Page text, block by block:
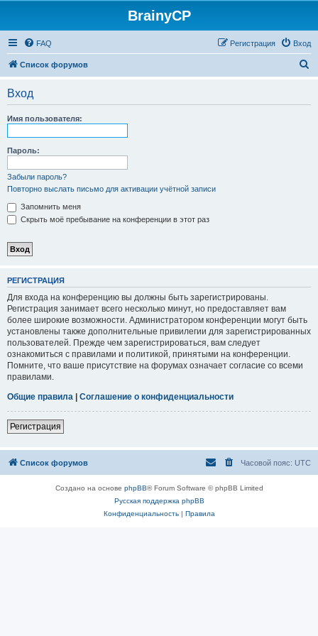
BrainyCP
FAQ Вход
Регистрация
Список форумов
Вход
Имя пользователя:
Пароль:
Забыли пароль?
Повторно выслать письмо для активации учётной записи
Запомнить меня
Скрыть моё пребывание на конференции в этот раз
РЕГИСТРАЦИЯ
Для входа на конференцию вы должны быть зарегистрированы.
Регистрация занимает всего несколько минут, но предоставляет вам
более широкие возможности. Администратором конференции могут быть
установлены также дополнительные привилегии для зарегистрированных
пользователей. Прежде чем зарегистрироваться, вам следует
ознакомиться с правилами и политикой, принятыми на конференции.
Помните, что ваше присутствие на форумах означает согласие со всеми
правилами.
Общие правила | Соглашение о конфиденциальности
Регистрация
Список форумов Часовой пояс: UTC
Создано на основе phpBB® Forum Software © phpBB Limited
Русская поддержка phpBB
Конфиденциальность| Правила